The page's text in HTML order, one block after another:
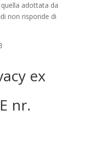
adottata da
non risponde di
ex
nr.